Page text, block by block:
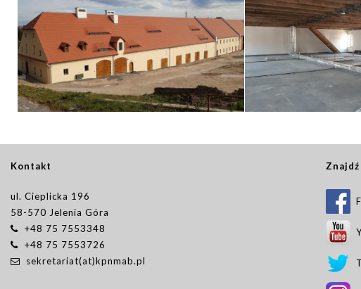
Kontakt
ul. Cieplicka 196
58-570 Jelenia Góra
+48 75 7553348
+48 75 7553726
sekretariat(at)kpnmab.pl